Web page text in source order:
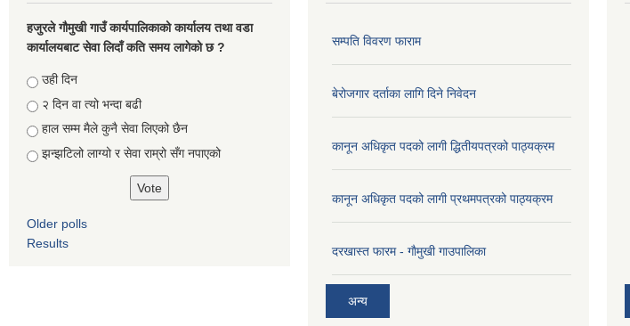
हजुरले गौमुखी गाउँ कार्यपालिकाको कार्यालय तथा वडा
कार्यालयबाट सेवा लिदाँ कति समय लागेको छ ?
Choices
उही दिन
२ दिन वा त्यो भन्दा बढी
हाल सम्म मैले कुनै सेवा लिएको छैन
झन्झटिलो लाग्यो र सेवा राम्रो सँग नपाएको
Older polls
Results
सम्पति विवरण फाराम
बेरोजगार दर्ताका लागि दिने निवेदन
कानून अधिकृत पदको लागी द्धितीयपत्रको पाठ्यक्रम
कानून अधिकृत पदको लागी प्रथमपत्रको पाठ्यक्रम
दरखास्त फारम - गाैमुखी गाउपालिका
अन्य